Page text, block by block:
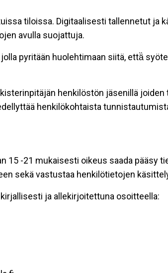
tiloissa. Digitaalisesti tallennetut ja
avulla suojattuja.
pyritään huolehtimaan siitä, että̈
henkilöstön jäsenillä
henkilökohtaista
15 -21 mukaisesti oikeus saada pääsy
sekä vastustaa henkilötietojen
ja allekirjoitettuna osoitteella: